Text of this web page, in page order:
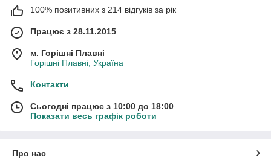
100% позитивних з 214 відгуків за рік
Працює з 28.11.2015
м. Горішні Плавні
Горішні Плавні, Україна
Контакти
Сьогодні працює з 10:00 до 18:00
Показати весь графік роботи
Про нас